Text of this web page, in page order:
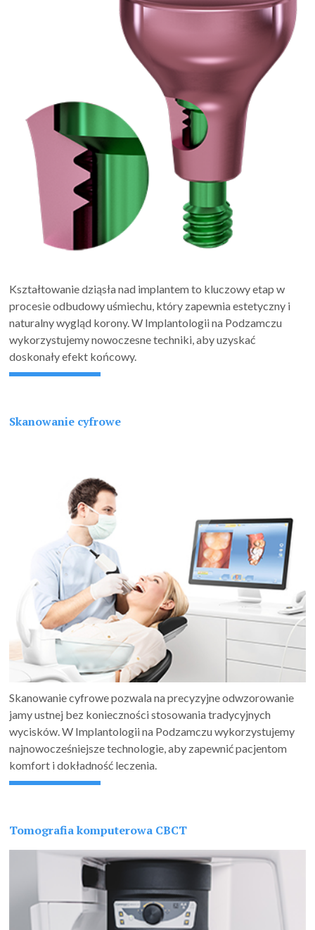
Kształtowanie dziąsła nad implantem to kluczowy etap w
procesie odbudowy uśmiechu, który zapewnia estetyczny i
naturalny wygląd korony. W Implantologii na Podzamczu
wykorzystujemy nowoczesne techniki, aby uzyskać
doskonały efekt końcowy.
Skanowanie cyfrowe
Skanowanie cyfrowe pozwala na precyzyjne odwzorowanie
jamy ustnej bez konieczności stosowania tradycyjnych
wycisków. W Implantologii na Podzamczu wykorzystujemy
najnowocześniejsze technologie, aby zapewnić pacjentom
komfort i dokładność leczenia.
Tomografia komputerowa CBCT